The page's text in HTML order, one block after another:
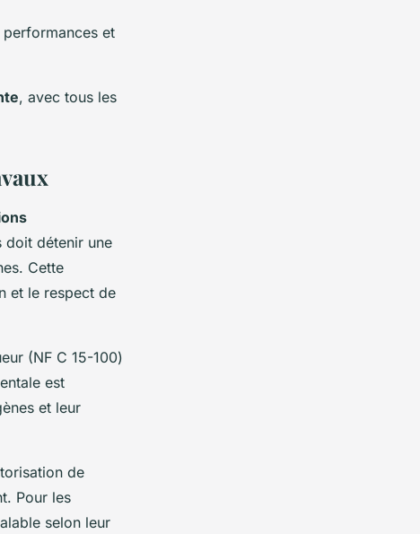
et
, avec tous les
doit détenir une
Cette
et le respect de
(NF C 15-100)
est
et leur
de
Pour les
selon leur